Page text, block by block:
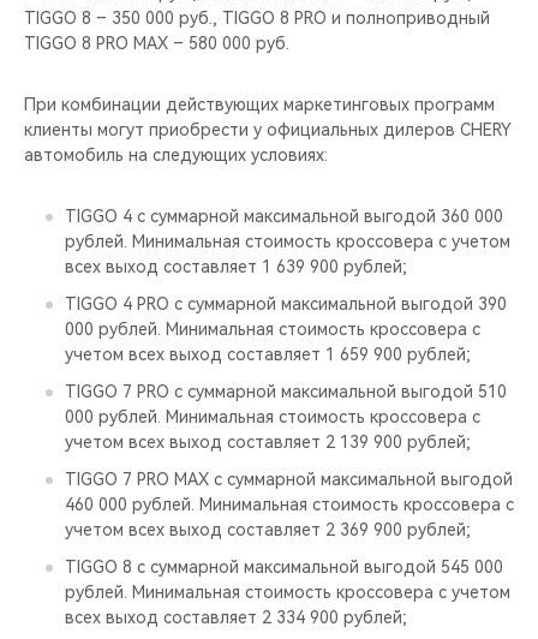
TIGGO 8 – 350 000 руб., TIGGO 8 PRO и полноприводный
TIGGO 8 PRO MAX – 580 000 руб.
При комбинации действующих маркетинговых программ
клиенты могут приобрести у официальных дилеров CHERY
автомобиль на следующих условиях:
TIGGO 4 с суммарной максимальной выгодой 360 000
рублей. Минимальная стоимость кроссовера с учетом
всех выход составляет 1 639 900 рублей;
TIGGO 4 PRO с суммарной максимальной выгодой 390
000 рублей. Минимальная стоимость кроссовера с
учетом всех выход составляет 1 659 900 рублей;
TIGGO 7 PRO с суммарной максимальной выгодой 510
000 рублей. Минимальная стоимость кроссовера с
учетом всех выход составляет 2 139 900 рублей;
TIGGO 7 PRO MAX с суммарной максимальной выгодой
460 000 рублей. Минимальная стоимость кроссовера с
учетом всех выход составляет 2 369 900 рублей;
TIGGO 8 с суммарной максимальной выгодой 545 000
рублей. Минимальная стоимость кроссовера с учетом
всех выход составляет 2 334 900 рублей;